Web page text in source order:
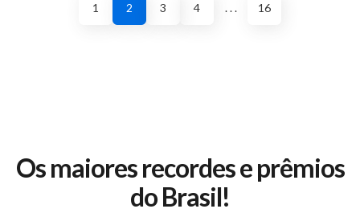
1 2 3 4 . . . 16
Os maiores recordes e prêmios
do Brasil!